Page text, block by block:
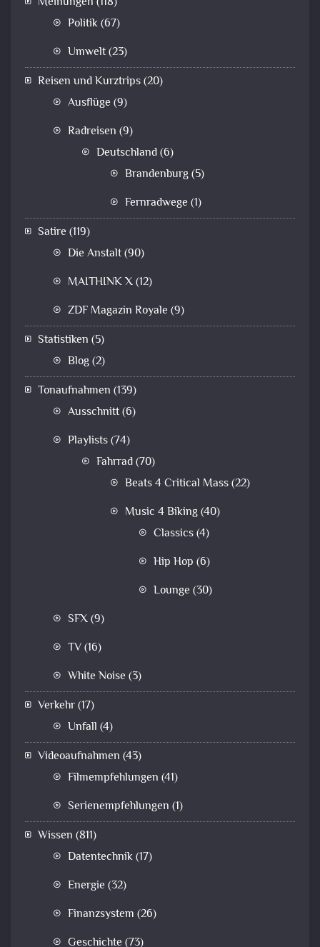
Politik(67)
Umwelt(23)
Reisen und Kurztrips(20)
Ausflüge (9)
Radreisen (9)
Deutschland(6)
Brandenburg(5)
Fernradwege (1)
Satire (119)
Die Anstalt(90)
MAITHINK X(12)
ZDF Magazin Royale (9)
Statistiken (5)
Blog(2)
Tonaufnahmen (139)
Ausschnitt(6)
Playlists(74)
Fahrrad(70)
Beats 4 Critical Mass(22)
Music 4 Biking(40)
Classics(4)
Hip Hop (6)
Lounge (30)
SFX(9)
TV(16)
White Noise (3)
Verkehr(17)
Unfall (4)
Videoaufnahmen (43)
Filmempfehlungen (41)
Serienempfehlungen (1)
Wissen (811)
Datentechnik(17)
Energie (32)
Finanzsystem (26)
Geschichte (73)